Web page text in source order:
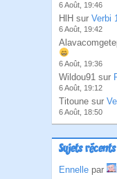
6 Août, 19:46
HlH sur Verbi
6 Août, 19:42
6 Août, 19:36
Wildou91 sur
6 Août, 19:12
Titoune sur
6 Août, 18:50
Sujets
Ennelle par